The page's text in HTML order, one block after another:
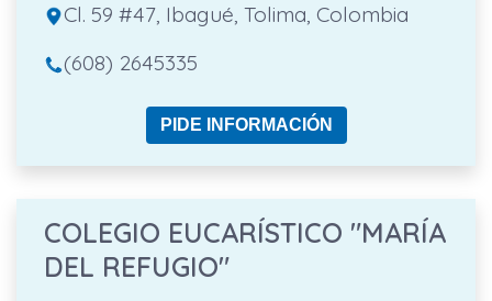
Cl. 59 #47, Ibagué, Tolima, Colombia
(608) 2645335
PIDE INFORMACIÓN
COLEGIO EUCARÍSTICO "MARÍA
DEL REFUGIO"